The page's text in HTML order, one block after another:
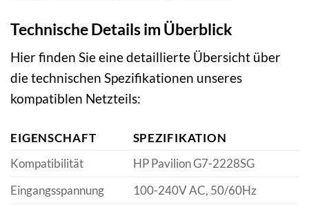
Technische Details im Überblick
Hier finden Sie eine detaillierte Übersicht über
die technischen Spezifikationen unseres
kompatiblen Netzteils:
EIGENSCHAFT
SPEZIFIKATION
Kompatibilität
HP Pavilion G7-2228SG
Eingangsspannung
100-240V AC, 50/60Hz